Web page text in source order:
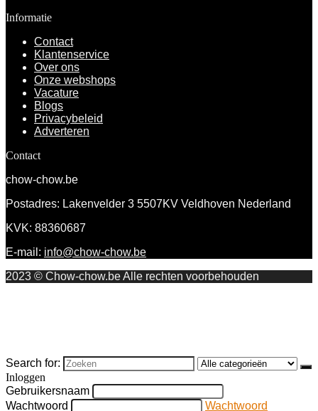
Informatie
Contact
Klantenservice
Over ons
Onze webshops
Vacature
Blogs
Privacybeleid
Adverteren
Contact
chow-chow.be
Postadres: Lakenvelder 3 5507KV Veldhoven Nederland
KVK: 88360687
E-mail: info@chow-chow.be
2023 © Chow-chow.be Alle rechten voorbehouden
Search for:
Inloggen
Gebruikersnaam
Wachtwoord
Wachtwoord